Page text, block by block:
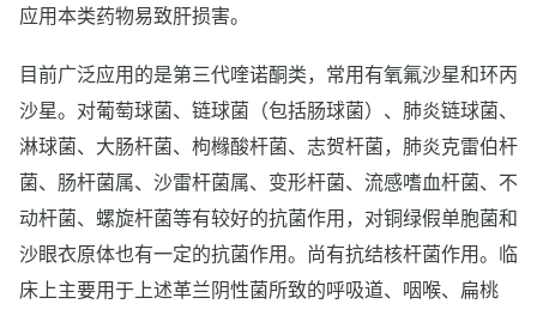
应用本类药物易致肝损害。
目前广泛应用的是第三代喹诺酮类，常用有氧氟沙星和环丙
沙星。对葡萄球菌、链球菌（包括肠球菌）、肺炎链球菌、
淋球菌、大肠杆菌、枸橼酸杆菌、志贺杆菌，肺炎克雷伯杆
菌、肠杆菌属、沙雷杆菌属、变形杆菌、流感嗜血杆菌、不
动杆菌、螺旋杆菌等有较好的抗菌作用，对铜绿假单胞菌和
沙眼衣原体也有一定的抗菌作用。尚有抗结核杆菌作用。临
床上主要用于上述革兰阴性菌所致的呼吸道、咽喉、扁桃